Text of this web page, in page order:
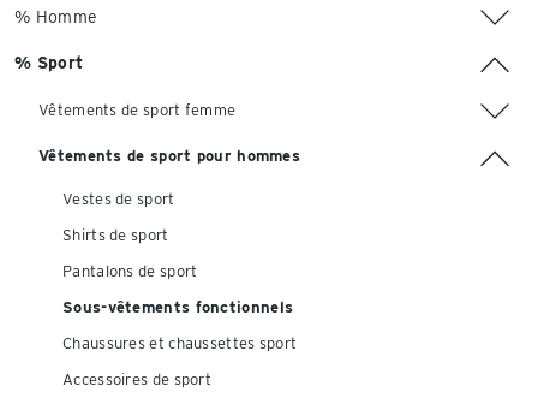
% Homme
% Sport
Vêtements de sport femme
Vêtements de sport pour hommes
Vestes de sport
Shirts de sport
Pantalons de sport
Sous-vêtements fonctionnels
Chaussures et chaussettes sport
Accessoires de sport